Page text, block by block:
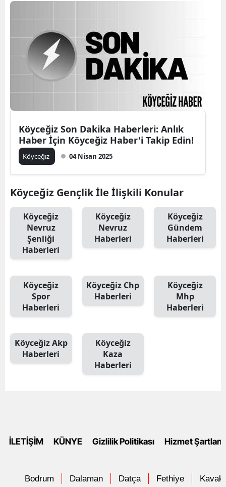
Köyceğiz Son Dakika Haberleri: Anlık
Haber İçin Köyceğiz Haber'i Takip Edin!
Köyceğiz 04 Nisan 2025
Köyceğiz Gençlik İle İlişkili Konular
Köyceğiz
Nevruz
Şenliği
Haberleri
Köyceğiz
Nevruz
Haberleri
Köyceğiz
Gündem
Haberleri
Köyceğiz
Spor
Haberleri
Köyceğiz Chp
Haberleri
Köyceğiz
Mhp
Haberleri
Köyceğiz Akp
Haberleri
Köyceğiz
Kaza
Haberleri
İLETİŞİM KÜNYE Gizlilik Politikası Hizmet Şartları
Bodrum Dalaman Datça Fethiye